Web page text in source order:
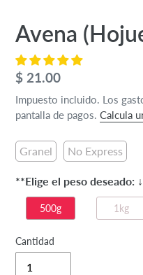
Avena
Precio
habitual
$ 21.00
Impuesto incluido. Los
pantalla de pagos. Calcula
Granel No Express
**Elige el peso deseado: ↓
500g 1kg
Cantidad